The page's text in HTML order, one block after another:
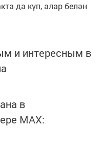
да күп, алар белән
и интересным в
в
MАХ: